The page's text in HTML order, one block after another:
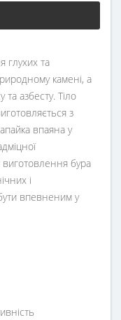
глухих та
камені, а
та азбесту. Тіло
з
впаяна у
виготовлення бура
і
впевненим у